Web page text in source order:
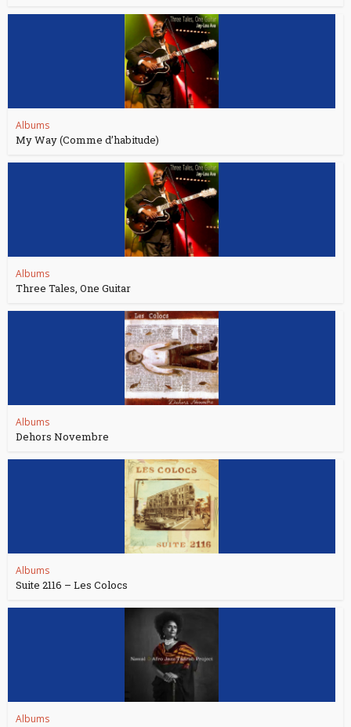
Albums
My Way (Comme d’habitude)
Albums
Three Tales, One Guitar
Albums
Dehors Novembre
Albums
Suite 2116 – Les Colocs
Albums